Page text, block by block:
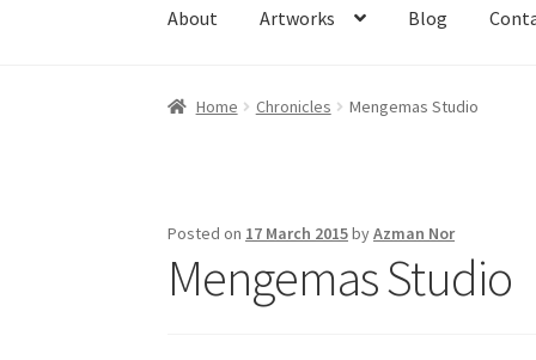
About Artworks Blog
Home About Art Commission Artworks
Home Chronicles Mengemas Studio
Posted on 17 March 2015byAzman Nor
Mengemas Studio